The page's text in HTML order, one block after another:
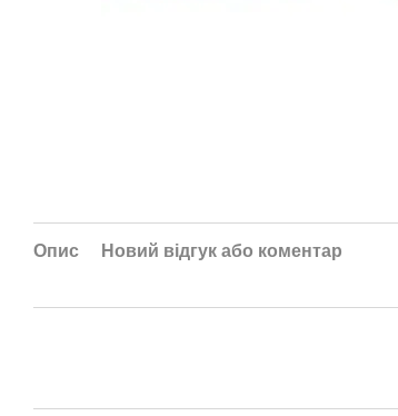
Опис Новий відгук або коментар